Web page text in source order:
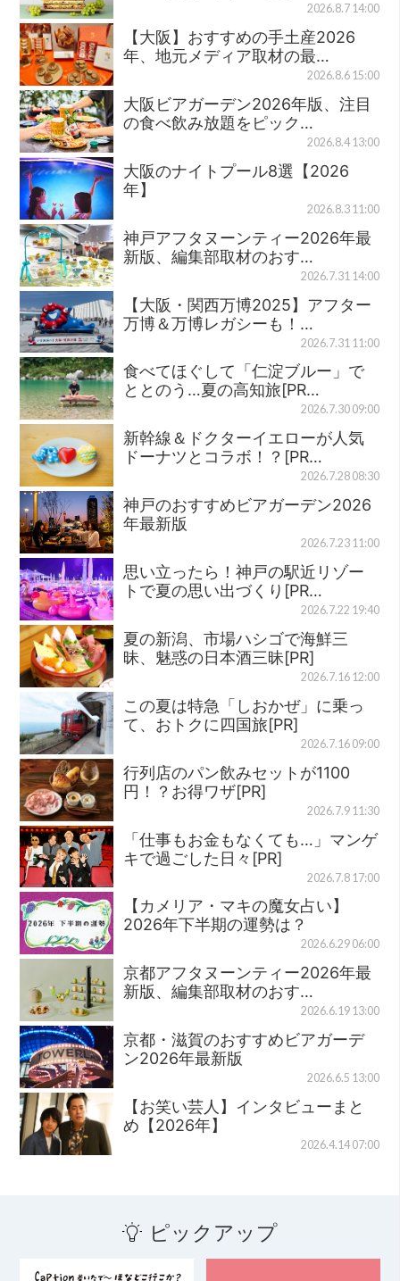
2026.8.7 14:00
【大阪】おすすめの手土産2026
年、地元メディア取材の最…
2026.8.6 15:00
大阪ビアガーデン2026年版、注目
の食べ飲み放題をピック…
2026.8.4 13:00
大阪のナイトプール8選【2026
年】
2026.8.3 11:00
神戸アフタヌーンティー2026年最
新版、編集部取材のおす…
2026.7.31 14:00
【大阪・関西万博2025】アフター
万博＆万博レガシーも！…
2026.7.31 11:00
食べてほぐして「仁淀ブルー」で
ととのう…夏の高知旅[PR…
2026.7.30 09:00
新幹線＆ドクターイエローが人気
ドーナツとコラボ！？[PR…
2026.7.28 08:30
神戸のおすすめビアガーデン2026
年最新版
2026.7.23 11:00
思い立ったら！神戸の駅近リゾー
トで夏の思い出づくり[PR…
2026.7.22 19:40
夏の新潟、市場ハシゴで海鮮三
昧、魅惑の日本酒三昧[PR]
2026.7.16 12:00
この夏は特急「しおかぜ」に乗っ
て、おトクに四国旅[PR]
2026.7.16 09:00
行列店のパン飲みセットが1100
円！？お得ワザ[PR]
2026.7.9 11:30
「仕事もお金もなくても…」マンゲ
キで過ごした日々[PR]
2026.7.8 17:00
【カメリア・マキの魔女占い】
2026年下半期の運勢は？
2026.6.29 06:00
京都アフタヌーンティー2026年最
新版、編集部取材のおす…
2026.6.19 13:00
京都・滋賀のおすすめビアガーデ
ン2026年最新版
2026.6.5 13:00
【お笑い芸人】インタビューまと
め【2026年】
2026.4.14 07:00
ピックアップ